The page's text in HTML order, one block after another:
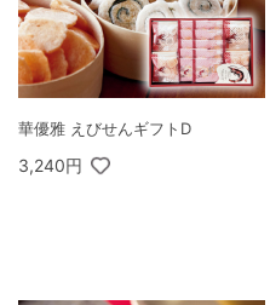
華優雅 えびせんギフトD
3,240円